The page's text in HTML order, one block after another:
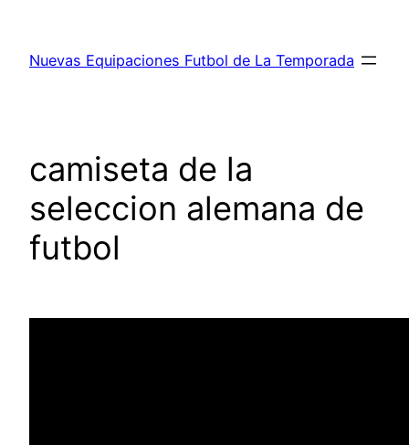
contenido
Nuevas Equipaciones Futbol de La Temporada
camiseta de la
seleccion alemana de
futbol